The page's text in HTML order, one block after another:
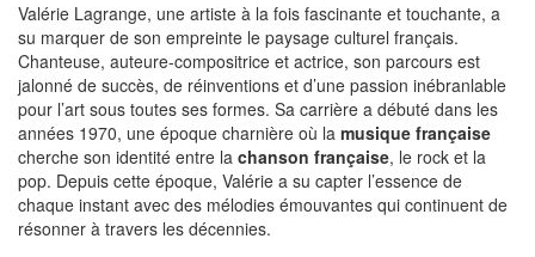
Valérie Lagrange, une artiste à la fois fascinante et touchante, a
su marquer de son empreinte le paysage culturel français.
Chanteuse, auteure-compositrice et actrice, son parcours est
jalonné de succès, de réinventions et d’une passion inébranlable
pour l’art sous toutes ses formes. Sa carrière a débuté dans les
années 1970, une époque charnière où la musique française
cherche son identité entre la chanson française, le rock et la
pop. Depuis cette époque, Valérie a su capter l’essence de
chaque instant avec des mélodies émouvantes qui continuent de
résonner à travers les décennies.